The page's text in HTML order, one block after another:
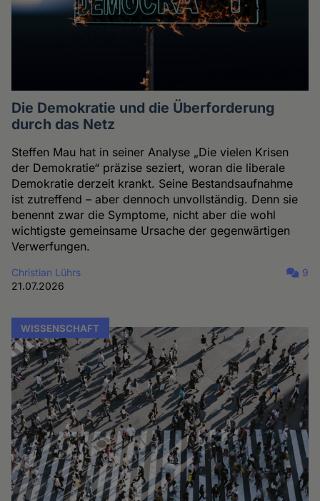
Die Demokratie und die Überforderung
durch das Netz
Steffen Mau hat in seiner Analyse „Die vielen Krisen
der Demokratie“ präzise seziert, woran die liberale
Demokratie derzeit krankt. Seine Bestandsaufnahme
ist zutreffend – aber dennoch unvollständig. Denn sie
benennt zwar die Symptome, nicht aber die wohl
wichtigste gemeinsame Ursache der gegenwärtigen
Verwerfungen.
Christian Lührs
21.07.2026
9
WISSENSCHAFT